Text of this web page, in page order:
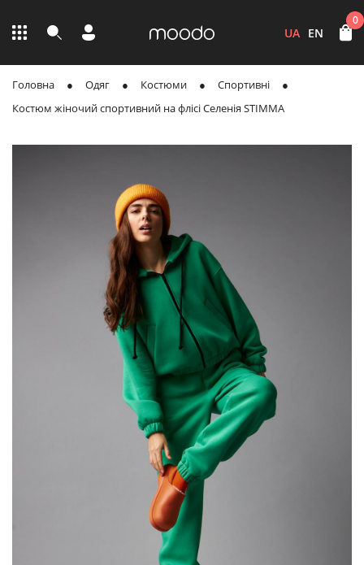
UA EN
0
Головна Одяг Костюми
Спортивні
Костюм жіночий спортивний на флісі Селенія STIMMA